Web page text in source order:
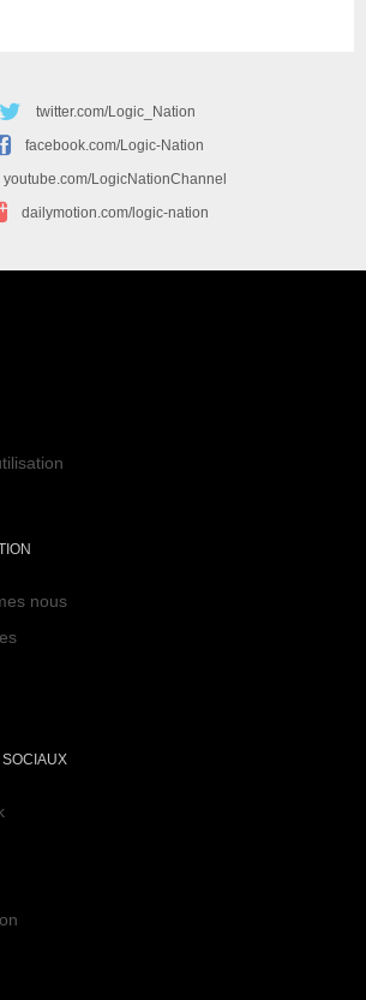
twitter.com/Logic_Nation
facebook.com/Logic-Nation
youtube.com/LogicNationChannel
dailymotion.com/logic-nation
nous